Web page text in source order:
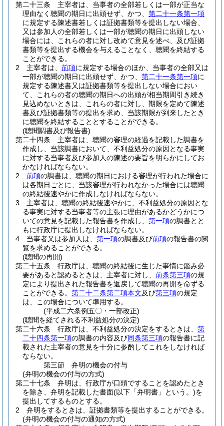
第二十三条
主宰者は、当事者の全部若しくは一部が正当な
理由なく聴聞の期日に出頭せず、かつ、 第二十一条第一項
に規定する陳述書若しくは証拠書類等を提出しない場合、
又は参加人の全部若しくは一部が聴聞の期日に出頭しない
場合には、これらの者に対し改めて意見を述べ、及び証拠
書類等を提出する機会を与えることなく、聴聞を終結する
ことができる。
2
主宰者は、 前項に規定する場合のほか、当事者の全部又は
一部が聴聞の期日に出頭せず、かつ、 第二十一条第一項に
規定する陳述書又は証拠書類等を提出しない場合におい
て、これらの者の聴聞の期日への出頭が相当期間引き続き
見込めないときは、これらの者に対し、期限を定めて陳述
書及び証拠書類等の提出を求め、当該期限が到来したとき
に聴聞を終結することとすることができる。
(聴聞調書及び報告書)
第二十四条
主宰者は、聴聞の審理の経過を記載した調書を
作成し、当該調書において、不利益処分の原因となる事実
に対する当事者及び参加人の陳述の要旨を明らかにしてお
かなければならない。
2
前項の調書は、聴聞の期日における審理が行われた場合に
は各期日ごとに、当該審理が行われなかった場合には聴聞
の終結後速やかに作成しなければならない。
3
主宰者は、聴聞の終結後速やかに、不利益処分の原因とな
る事実に対する当事者等の主張に理由があるかどうかにつ
いての意見を記載した報告書を作成し、 第一項の調書とと
もに行政庁に提出しなければならない。
4
当事者又は参加人は、 第一項の調書及び前項の報告書の閲
覧を求めることができる。
(聴聞の再開)
第二十五条
行政庁は、聴聞の終結後に生じた事情に鑑み必
要があると認めるときは、主宰者に対し、 前条第三項の規
定により提出された報告書を返戻して聴聞の再開を命ずる
ことができる。 第二十二条第二項本文及び第三項の規定
は、この場合について準用する。
(平成二六条例五〇・一部改正)
(聴聞を経てされる不利益処分の決定)
第二十六条
行政庁は、不利益処分の決定をするときは、 第
二十四条第一項の調書の内容及び同条第三項の報告書に記
載された主宰者の意見を十分に参酌してこれをしなければ
ならない。
第三節
弁明の機会の付与
(弁明の機会の付与の方式)
第二十七条
弁明は、行政庁が口頭ですることを認めたとき
を除き、弁明を記載した書面(以下「弁明書」という。)を
提出してするものとする。
2
弁明をするときは、証拠書類等を提出することができる。
(弁明の機会の付与の通知の方式)